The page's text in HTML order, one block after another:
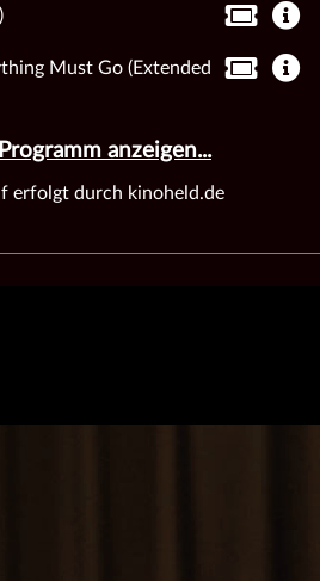
Must Go (Extended
anzeigen...
erfolgt durch kinoheld.de